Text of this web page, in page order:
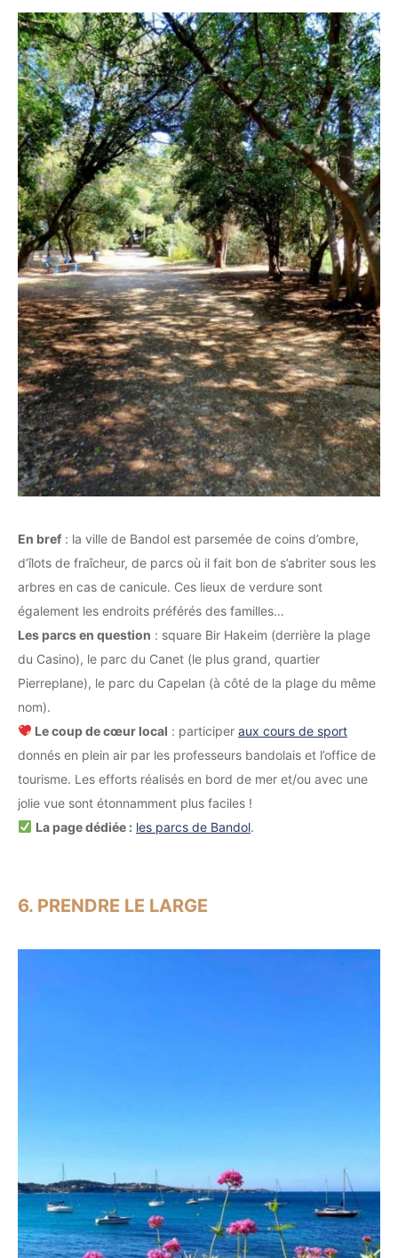
En bref : la ville de Bandol est parsemée de coins d’ombre,
d’îlots de fraîcheur, de parcs où il fait bon de s’abriter sous les
arbres en cas de canicule. Ces lieux de verdure sont
également les endroits préférés des familles…
Les parcs en question : square Bir Hakeim (derrière la plage
du Casino), le parc du Canet (le plus grand, quartier
Pierreplane), le parc du Capelan (à côté de la plage du même
nom).
Le coup de cœur local : participer aux cours de sport
donnés en plein air par les professeurs bandolais et l’office de
tourisme. Les efforts réalisés en bord de mer et/ou avec une
jolie vue sont étonnamment plus faciles !
La page dédiée : les parcs de Bandol.
6. PRENDRE LE LARGE